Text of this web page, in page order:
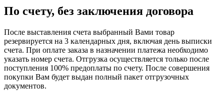
По счету, без заключения договора
После выставления счета выбранный Вами товар
резервируется на 3 календарных дня, включая день выписки
счета. При оплате заказа в назначении платежа необходимо
указать номер счета. Отгрузка осуществляется только после
поступления 100% предоплаты по счету. После совершения
покупки Вам будет выдан полный пакет отгрузочных
документов.